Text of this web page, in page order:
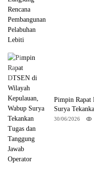
Pimpin Rapat
Surya
30/06/2026